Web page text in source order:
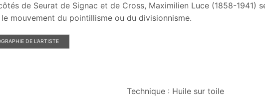
de Seurat de Signac et de Cross, Maximilien Luce (1858-1941)
mouvement du pointillisme ou du divisionnisme.
DE L'ARTISTE
Technique : Huile sur toile